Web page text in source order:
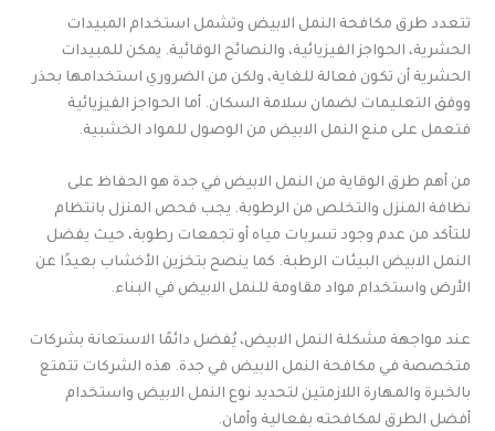
تتعدد طرق مكافحة النمل الابيض وتشمل استخدام المبيدات
الحشرية، الحواجز الفيزيائية، والنصائح الوقائية. يمكن للمبيدات
الحشرية أن تكون فعالة للغاية، ولكن من الضروري استخدامها بحذر
ووفق التعليمات لضمان سلامة السكان. أما الحواجز الفيزيائية
فتعمل على منع النمل الابيض من الوصول للمواد الخشبية.
من أهم طرق الوقاية من النمل الابيض في جدة هو الحفاظ على
نظافة المنزل والتخلص من الرطوبة. يجب فحص المنزل بانتظام
للتأكد من عدم وجود تسربات مياه أو تجمعات رطوبة، حيث يفضل
النمل الابيض البيئات الرطبة. كما ينصح بتخزين الأخشاب بعيدًا عن
الأرض واستخدام مواد مقاومة للنمل الابيض في البناء.
عند مواجهة مشكلة النمل الابيض، يُفضل دائمًا الاستعانة بشركات
متخصصة في مكافحة النمل الابيض في جدة. هذه الشركات تتمتع
بالخبرة والمهارة اللازمتين لتحديد نوع النمل الابيض واستخدام
أفضل الطرق لمكافحته بفعالية وأمان.